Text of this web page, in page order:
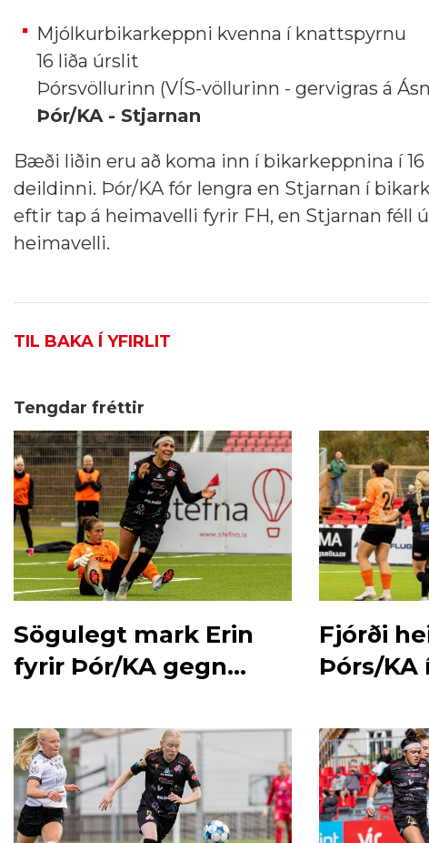
Mjólkurbikarkeppni kvenna í knattspyrnu
16 liða úrslit
Þórsvöllurinn (VÍS-völlurinn - gervigras á
Þór/KA - Stjarnan
Bæði liðin eru að koma inn í bikarkeppnina í
deildinni. Þór/KA fór lengra en Stjarnan í
eftir tap á heimavelli fyrir FH, en Stjarnan féll
heimavelli.
TIL BAKA Í YFIRLIT
Tengdar fréttir
Sögulegt mark Erin
fyrir Þór/KA gegn
Fjórði
Þórs/KA